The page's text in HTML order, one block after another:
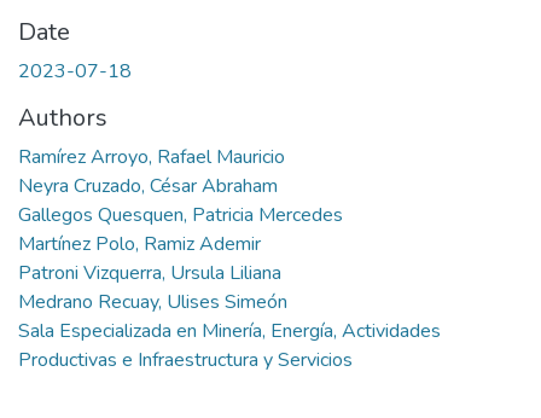
Date
2023-07-18
Authors
Ramírez Arroyo, Rafael Mauricio
Neyra Cruzado, César Abraham
Gallegos Quesquen, Patricia Mercedes
Martínez Polo, Ramiz Ademir
Patroni Vizquerra, Ursula Liliana
Medrano Recuay, Ulises Simeón
Sala Especializada en Minería, Energía, Actividades
Productivas e Infraestructura y Servicios